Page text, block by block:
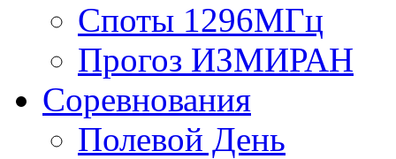
Споты 1296МГц
Прогоз ИЗМИРАН
Соревнования
Полевой День